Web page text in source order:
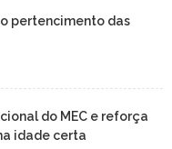
pertencimento das
do MEC e reforça
idade certa